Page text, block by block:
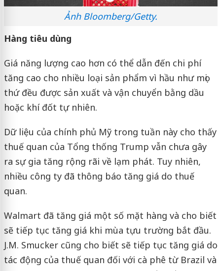
Ảnh Bloomberg/Getty.
Hàng tiêu dùng
Giá năng lượng cao hơn có thể dẫn đến chi phí
tăng cao cho nhiều loại sản phẩm vì hầu như mọi
thứ đều được sản xuất và vận chuyển bằng dầu
hoặc khí đốt tự nhiên.
Dữ liệu của chính phủ Mỹ trong tuần này cho thấy
thuế quan của Tổng thống Trump vẫn chưa gây
ra sự gia tăng rộng rãi về lạm phát. Tuy nhiên,
nhiều công ty đã thông báo tăng giá do thuế
quan.
Walmart đã tăng giá một số mặt hàng và cho biết
sẽ tiếp tục tăng giá khi mùa tựu trường bắt đầu.
J.M. Smucker cũng cho biết sẽ tiếp tục tăng giá do
tác động của thuế quan đối với cà phê từ Brazil và